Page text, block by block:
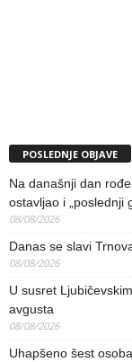
POSLEDNJE OBJAVE
Na današnji dan
ostavljao i „poslednji
08/08/2026
Danas se slavi
08/08/2026
U susret
avgusta
08/08/2026
Uhapšeno šest